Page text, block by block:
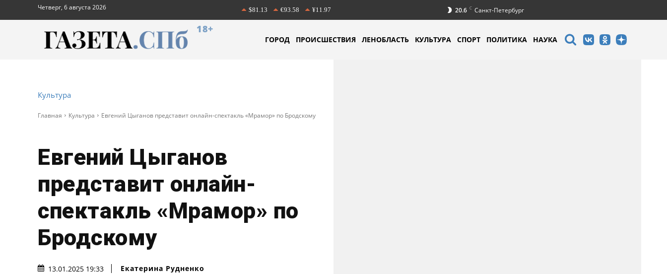
Четверг, 6 августа 2026 $81.13 €93.58 ¥11.97 20.6 C Санкт-Петербург
18+
ГОРОД ПРОИСШЕСТВИЯ ЛЕНОБЛАСТЬ КУЛЬТУРА СПОРТ ПОЛИТИКА НАУКА
Культура
Главная Культура Евгений Цыганов представит онлайн-спектакль «Мрамор» по Бродскому
Евгений Цыганов
представит онлайн-
спектакль «Мрамор» по
Бродскому
13.01.2025 19:33 Екатерина Рудненко